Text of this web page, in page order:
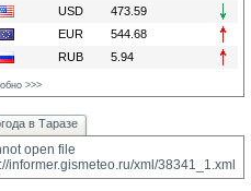
USD
473.59
EUR
544.68
RUB
5.94
>>>
в Таразе
open file
informer.gismeteo.ru/xml/38341_1.xml